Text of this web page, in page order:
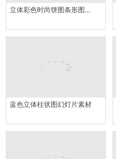
立体彩色时尚饼图条形图组合PPT图表模板
蓝色立体柱状图幻灯片素材